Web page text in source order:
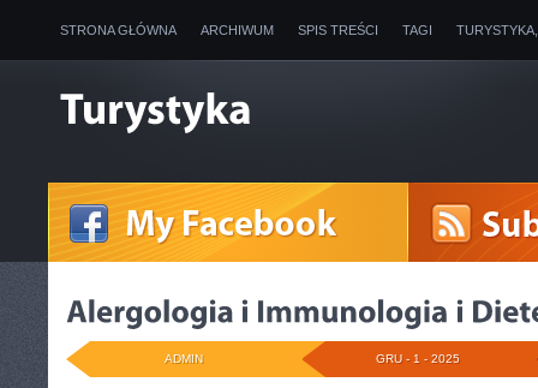
STRONA GŁÓWNA ARCHIWUM SPIS TREŚCI TAGI
GRU - 1 - 2025
ADMIN